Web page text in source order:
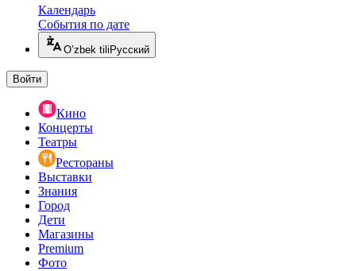
Календарь
События по дате
O’zbek tili Русский
Войти
Кино
Концерты
Театры
Рестораны
Выставки
Знания
Город
Дети
Магазины
Premium
Фото